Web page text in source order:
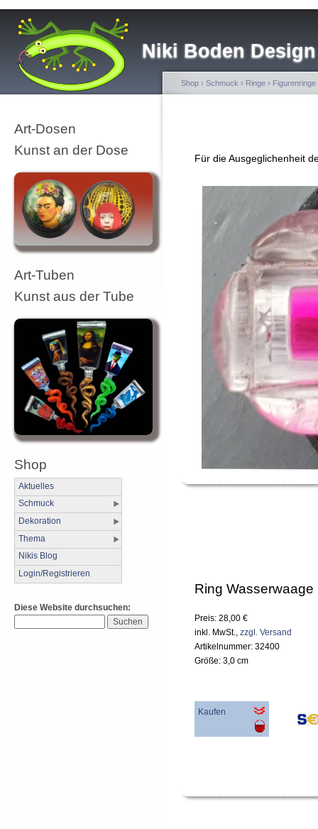
Niki Boden Design
Art-Dosen
Kunst an der Dose
Art-Tuben
Kunst aus der Tube
Shop
Aktuelles
Schmuck
Dekoration
Thema
Nikis Blog
Login/Registrieren
Diese Website durchsuchen:
Shop › Schmuck › Ringe › Figurenringe
Für die Ausgeglichenheit
Ring Wasserwaage
Preis: 28,00 €
inkl. MwSt., zzgl. Versand
Artikelnummer: 32400
Größe: 3,0 cm
Kaufen